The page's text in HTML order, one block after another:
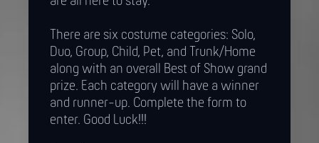
There are six costume categories: Solo,
Duo, Group, Child, Pet, and Trunk/Home
along with an overall Best of Show grand
prize. Each category will have a winner
and runner-up. Complete the form to
enter. Good Luck!!!